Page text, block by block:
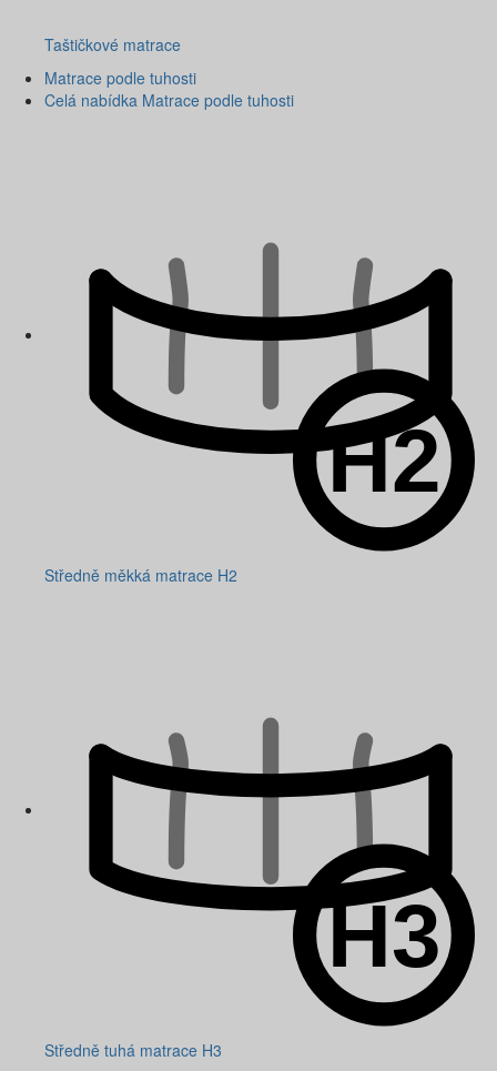
Taštičkové matrace
Matrace podle tuhosti
Celá nabídka Matrace podle tuhosti
Středně měkká matrace H2
Středně tuhá matrace H3